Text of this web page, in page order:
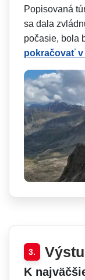
Popisovaná
sa dala
počasie, bola
pokračovať v
3.
K